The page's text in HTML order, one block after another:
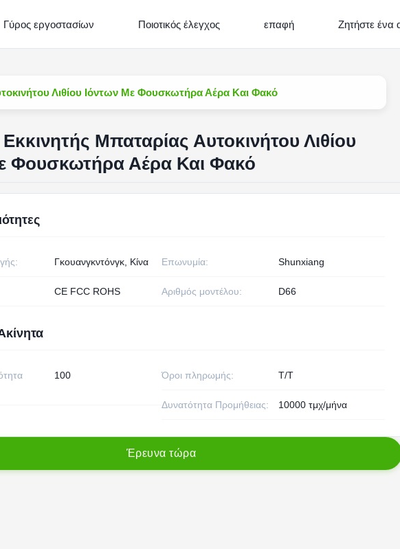
Γύρος εργοστασίων Ποιοτικός έλεγχος επαφή Ζητήστε
Λιθίου Ιόντων Με Φουσκωτήρα Αέρα Και Φακό
Μπαταρίας Αυτοκινήτου Λιθίου
Φουσκωτήρα Αέρα Και Φακό
Γκουανγκντόνγκ, Κίνα Επωνυμία: Shunxiang
CE FCC ROHS Αριθμός μοντέλου: D66
100 Όροι πληρωμής: T/T
Δυνατότητα Προμήθειας: 10000 τμχ/μήνα
Έρευνα τώρα